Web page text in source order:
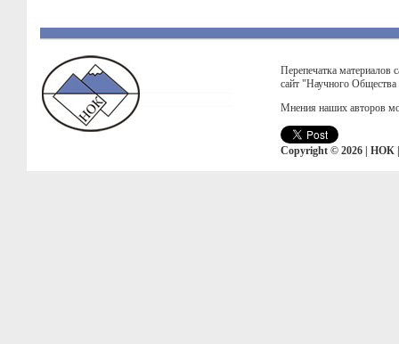
Перепечатка материалов
сайт "Научного
Мнения наших авторов
Copyright © 2026 | НОК